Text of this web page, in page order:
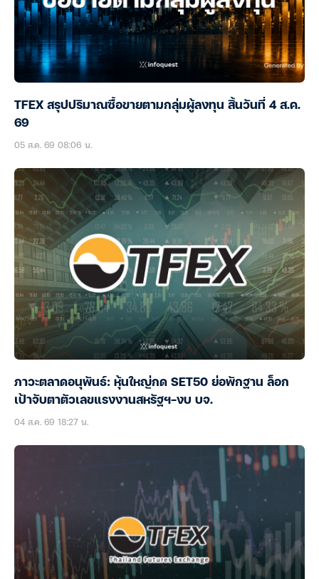
TFEX สรุปปริมาณซื้อขายตามกลุ่มผู้ลงทุน สิ้นวันที่ 4 ส.ค.
69
05 ส.ค. 69 08:06 น.
ภาวะตลาดอนุพันธ์: หุ้นใหญ่กด SET50 ย่อพักฐาน ล็อก
เป้าจับตาตัวเลขแรงงานสหรัฐฯ-งบ บจ.
04 ส.ค. 69 18:27 น.